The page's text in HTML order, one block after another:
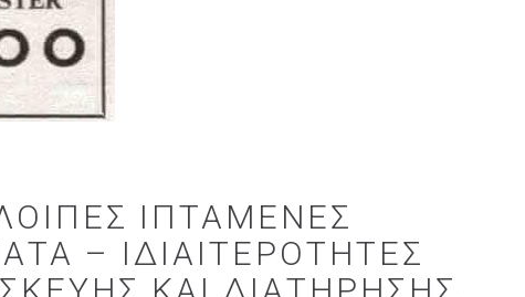
ΙΠΤΆΜΕΝΕΣ
– ΙΔΙΑΙΤΕΡΌΤΗΤΕΣ